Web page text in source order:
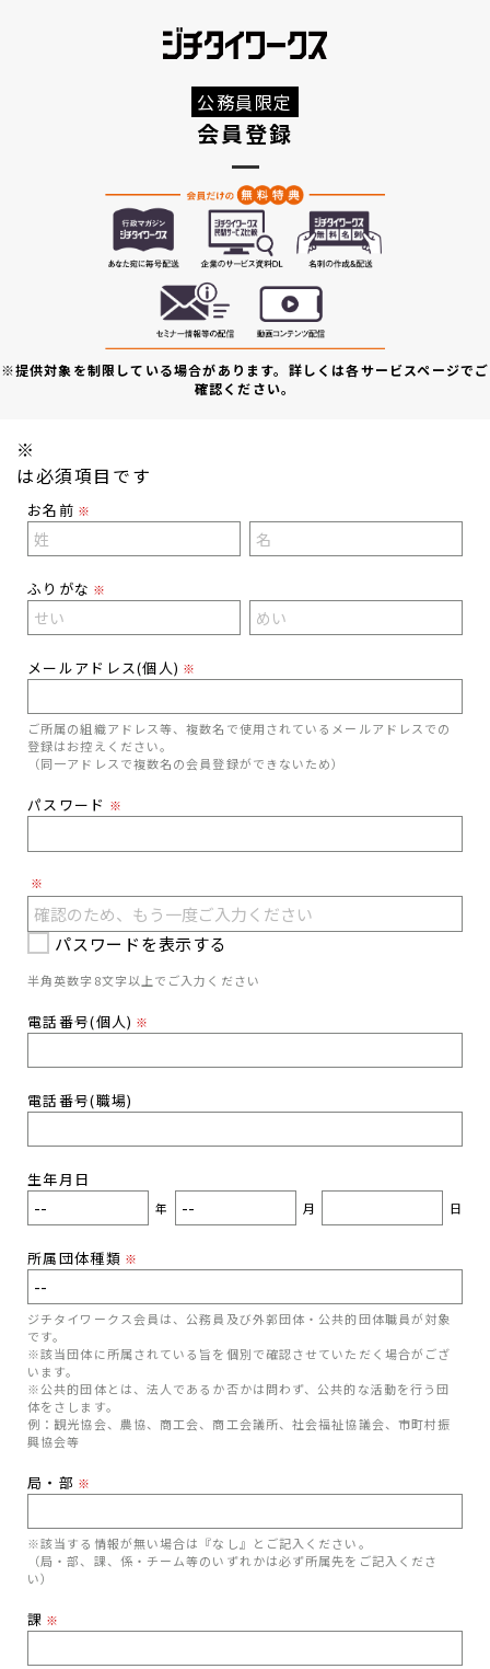
公務員限定
会員登録
※提供対象を制限している場合があります。詳しくは各サービスページでご
確認ください。
※
は必須項目です
お名前 ※
ふりがな ※
メールアドレス(個人) ※
ご所属の組織アドレス等、複数名で使用されているメールアドレスでの
登録はお控えください。
（同一アドレスで複数名の会員登録ができないため）
パスワード ※
※
パスワードを表示する
半角英数字8文字以上でご入力ください
電話番号(個人) ※
電話番号(職場)
生年月日
年 月 日
所属団体種類 ※
ジチタイワークス会員は、公務員及び外郭団体・公共的団体職員が対象
です。
※該当団体に所属されている旨を個別で確認させていただく場合がござ
います。
※公共的団体とは、法人であるか否かは問わず、公共的な活動を行う団
体をさします。
例：観光協会、農協、商工会、商工会議所、社会福祉協議会、市町村振
興協会等
局・部 ※
※該当する情報が無い場合は『なし』とご記入ください。
（局・部、課、係・チーム等のいずれかは必ず所属先をご記入くださ
い）
課 ※